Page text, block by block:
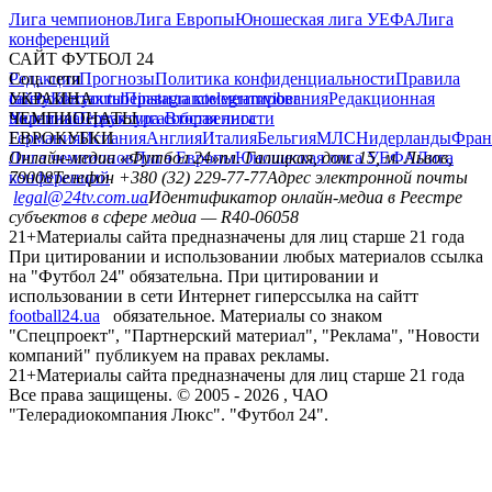
Лига чемпионовЛига ЕвропыЮношеская лига УЕФАЛига
конференций
САЙТ ФУТБОЛ 24
РедакцияПрогнозыПолитика конфиденциальностиПравила
сайтуКонтактыПравила комментированияРедакционная
политикаСтруктура собственности
Соц. сети
facebookxyoutubeinstagramtelegramviber
УКРАИНА
УкраинаПервая лигаВторая лига
ЧЕМПИОНАТЫ
ГерманияИспанияАнглияИталияБельгияМЛСНидерланды
ЕВРОКУБКИ
Лига чемпионовЛига ЕвропыЮношеская лига УЕФАЛига
конференций
Онлайн-медиа «Футбол 24»пл. Галицкая, дом. 15, м. Львов,
79008Телефон +380 (32) 229-77-77Адрес электронной почты
legal@24tv.com.uaИдентификатор онлайн-медиа в Реестре
субъектов в сфере медиа — R40-06058
21+Материалы сайта предназначены для лиц старше 21 года
При цитировании и использовании любых материалов ссылка
на "Футбол 24" обязательна. При цитировании и
использовании в сети Интернет гиперссылка на сайтт
football24.ua
обязательное. Материалы со знаком
"Спецпроект", "Партнерский материал", "Реклама", "Новости
компаний" публикуем на правах рекламы.
21+Материалы сайта предназначены для лиц старше 21 года
Все права защищены. © 2005 - 2026 , ЧАО
"Телерадиокомпания Люкс". "Футбол 24".